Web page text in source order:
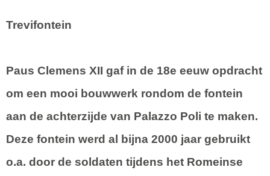
Trevifontein
Paus Clemens XII gaf in de 18e eeuw opdracht
om een mooi bouwwerk rondom de fontein
aan de achterzijde van Palazzo Poli te maken.
Deze fontein werd al bijna 2000 jaar gebruikt
o.a. door de soldaten tijdens het Romeinse